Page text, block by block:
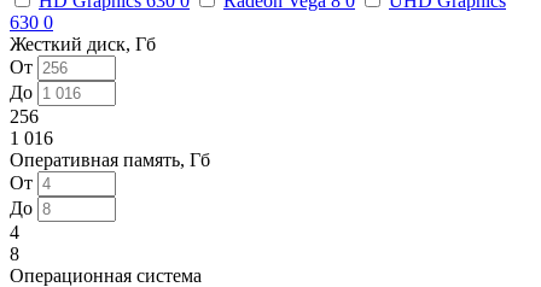
630 0
Жесткий диск, Гб
От
До
256
1 016
Оперативная память, Гб
От
До
4
8
Операционная система